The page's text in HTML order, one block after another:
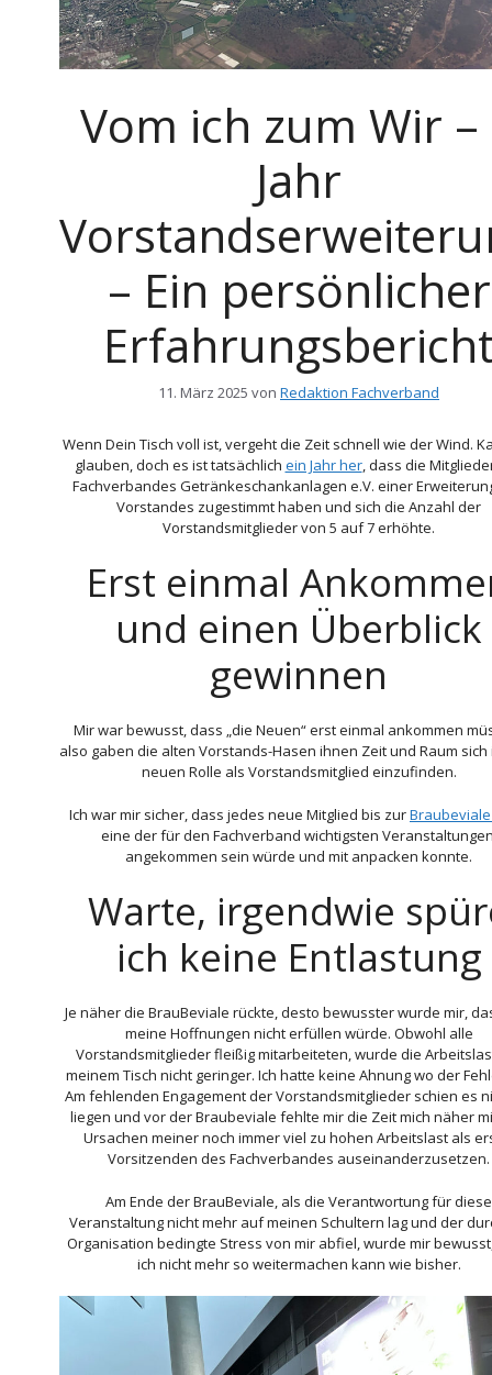
Vom ich zum Wir –
Jahr
– Ein persönlicher
11. März 2025 von Redaktion Fachverband
Wenn Dein Tisch voll ist, vergeht die Zeit schnell wie der Wind.
glauben, doch es ist tatsächlich ein Jahr her, dass die
Fachverbandes Getränkeschankanlagen e.V. einer
Vorstandes zugestimmt haben und sich die Anzahl der
Vorstandsmitglieder von 5 auf 7 erhöhte.
Erst einmal
und einen Überblick
gewinnen
Mir war bewusst, dass „die Neuen“ erst einmal ankommen
also gaben die alten Vorstands-Hasen ihnen Zeit und Raum
neuen Rolle als Vorstandsmitglied einzufinden.
Ich war mir sicher, dass jedes neue Mitglied bis zurBraubeviale
eine der für den Fachverband wichtigsten
angekommen sein würde und mit anpacken konnte.
Warte, irgendwie
ich keine Entlastung
Je näher die BrauBeviale rückte, desto bewusster wurde mir,
meine Hoffnungen nicht erfüllen würde. Obwohl alle
Vorstandsmitglieder fleißig mitarbeiteten, wurde die
meinem Tisch nicht geringer. Ich hatte keine Ahnung wo der
Am fehlenden Engagement der Vorstandsmitglieder schien es
liegen und vor der Braubeviale fehlte mir die Zeit mich näher
Ursachen meiner noch immer viel zu hohen Arbeitslast als
Vorsitzenden des Fachverbandes auseinanderzusetzen.
Am Ende der BrauBeviale, als die Verantwortung für diese
Veranstaltung nicht mehr auf meinen Schultern lag und der
Organisation bedingte Stress von mir abfiel, wurde mir
ich nicht mehr so weitermachen kann wie bisher.